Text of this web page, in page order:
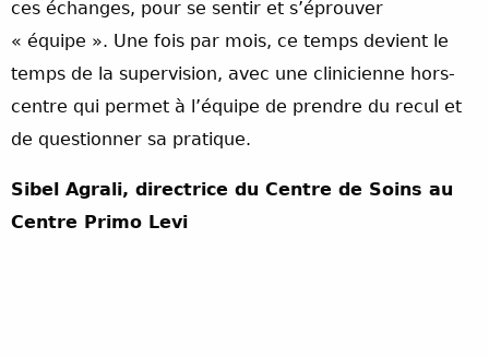
ces échanges, pour se sentir et s’éprouver
« équipe ». Une fois par mois, ce temps devient le
temps de la supervision, avec une clinicienne hors-
centre qui permet à l’équipe de prendre du recul et
de questionner sa pratique.
Sibel Agrali, directrice du Centre de Soins au
Centre Primo Levi